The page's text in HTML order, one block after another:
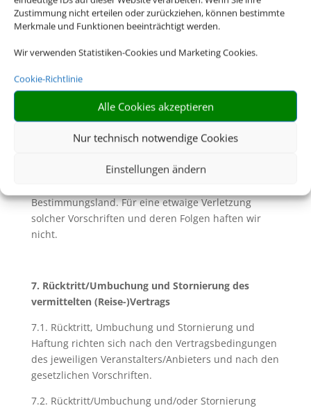
Zustimmung nicht erteilen oder zurückziehen, können bestimmte
Merkmale und Funktionen beeinträchtigt werden.
Wir verwenden Statistiken-Cookies und Marketing Cookies.
Cookie-Richtlinie
Alle Cookies akzeptieren
Nur technisch notwendige Cookies
Einstellungen ändern
Bestimmungslandes, sowie die ungefähren Fristen
der Erlangung von Visa sowie
gesundheitspolizeiliche Formalitäten unterrichtet.
6.2. Soweit mit Ihnen nicht ausdrücklich vereinbart,
sind Sie für die Einhaltung dieser Pass- und
Visumserfordernisse sowie der
gesundheitspolizeilichen Formalitäten und aller
weiteren für die Durchführung der Reise geltenden
verantwortlich. Dazu gehört insbesondere die
Bestimmungsland. Für eine etwaige Verletzung
solcher Vorschriften und deren Folgen haften wir
nicht.
7. Rücktritt/Umbuchung und Stornierung des
vermittelten (Reise-)Vertrags
7.1. Rücktritt, Umbuchung und Stornierung und
Haftung richten sich nach den Vertragsbedingungen
des jeweiligen Veranstalters/Anbieters und nach den
gesetzlichen Vorschriften.
7.2. Rücktritt/Umbuchung und/oder Stornierung